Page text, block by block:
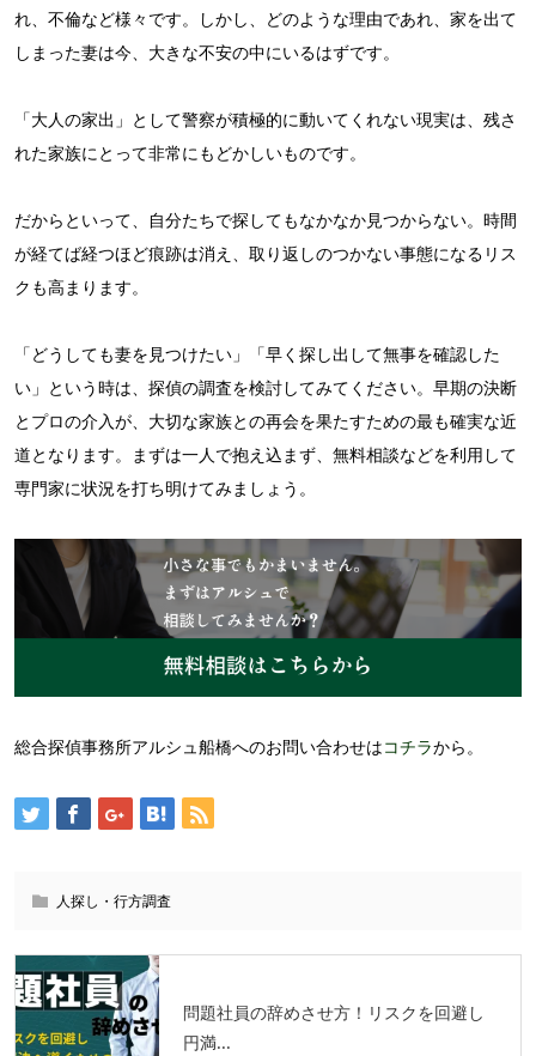
れ、不倫など様々です。しかし、どのような理由であれ、家を出て
しまった妻は今、大きな不安の中にいるはずです。
「大人の家出」として警察が積極的に動いてくれない現実は、残さ
れた家族にとって非常にもどかしいものです。
だからといって、自分たちで探してもなかなか見つからない。時間
が経てば経つほど痕跡は消え、取り返しのつかない事態になるリス
クも高まります。
「どうしても妻を見つけたい」「早く探し出して無事を確認した
い」という時は、探偵の調査を検討してみてください。早期の決断
とプロの介入が、大切な家族との再会を果たすための最も確実な近
道となります。まずは一人で抱え込まず、無料相談などを利用して
専門家に状況を打ち明けてみましょう。
総合探偵事務所アルシュ船橋へのお問い合わせはコチラから。
人探し・行方調査
問題社員の辞めさせ方！リスクを回避し
円満...